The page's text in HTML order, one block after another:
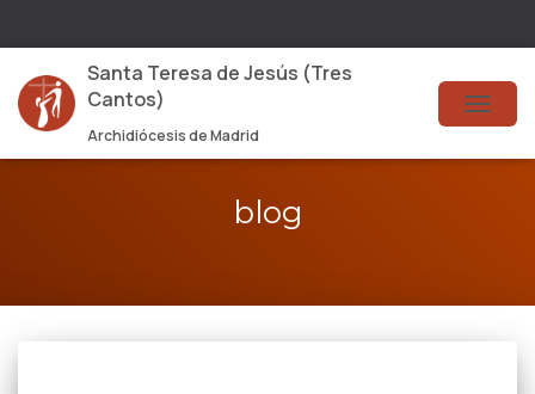
Santa Teresa de Jesús (Tres
Cantos)
Archidiócesis de Madrid
blog